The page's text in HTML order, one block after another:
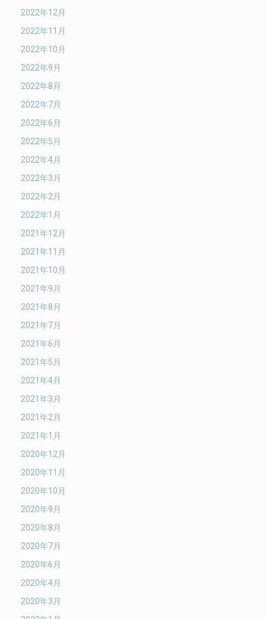
2022年12月
2022年11月
2022年10月
2022年9月
2022年8月
2022年7月
2022年6月
2022年5月
2022年4月
2022年3月
2022年2月
2022年1月
2021年12月
2021年11月
2021年10月
2021年9月
2021年8月
2021年7月
2021年6月
2021年5月
2021年4月
2021年3月
2021年2月
2021年1月
2020年12月
2020年11月
2020年10月
2020年9月
2020年8月
2020年7月
2020年6月
2020年4月
2020年3月